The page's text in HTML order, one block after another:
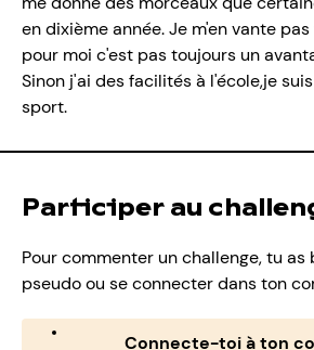
en dixième année. Je m'en vante
pour moi c'est pas toujours un
Sinon j'ai des facilités à l'école,je
sport.
Participer au
Pour commenter un challenge, tu as
pseudo ou se connecter dans ton
Connecte-toi à ton